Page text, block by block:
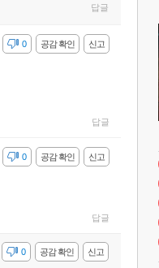
답글
신고
공감 확인
0
답글
신고
공감 확인
0
답글
신고
공감 확인
0